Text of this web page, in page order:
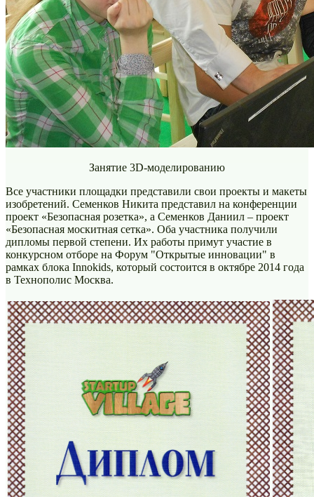
Занятие 3D-моделированию
Все участники площадки представили свои проекты и макеты
изобретений. Семенков Никита представил на конференции
проект «Безопасная розетка», а Семенков Даниил – проект
«Безопасная москитная сетка». Оба участника получили
дипломы первой степени. Их работы примут участие в
конкурсном отборе на Форум "Открытые инновации" в
рамках блока Innokids, который состоится в октябре 2014 года
в Технополис Москва.